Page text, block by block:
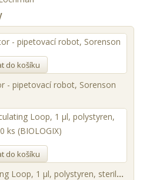
do košíku
- pipetovací robot, Sorenson
do košíku
Inokulační klička - Inoculating Loop, 1 µl, polystyren, sterilní, 250 ks (BIOLOGIX)